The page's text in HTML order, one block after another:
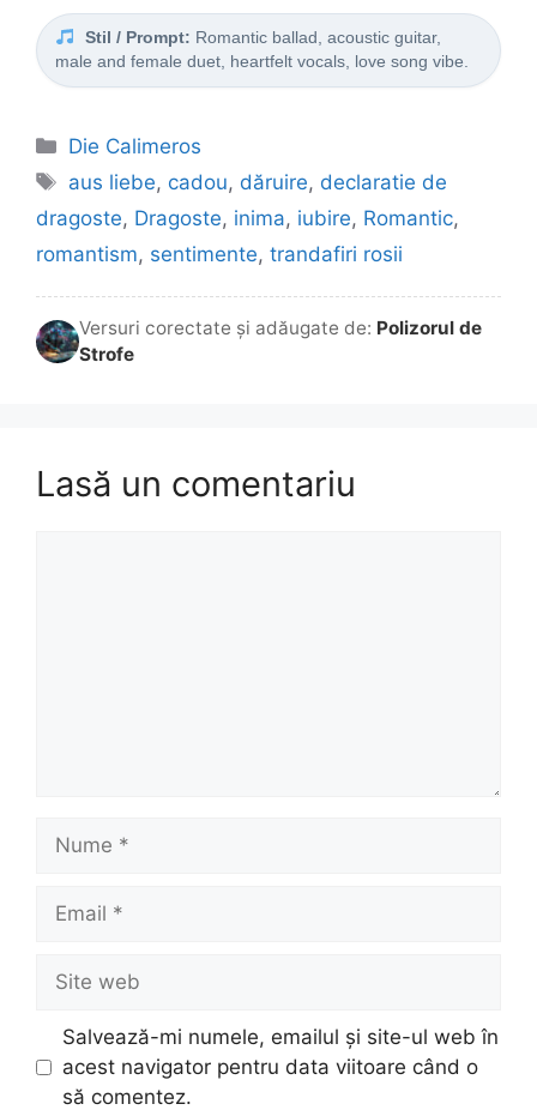
Stil / Prompt: Romantic ballad, acoustic guitar,
male and female duet, heartfelt vocals, love song vibe.
Categorii
Die Calimeros
Etichete
aus liebe, cadou, dăruire, declaratie de
dragoste, Dragoste, inima, iubire, Romantic,
romantism, sentimente, trandafiri rosii
Versuri corectate și adăugate de: Polizorul de
Strofe
Lasă un comentariu
Nume
Email
Site
web
Salvează-mi numele, emailul și site-ul web în
acest navigator pentru data viitoare când o
să comentez.